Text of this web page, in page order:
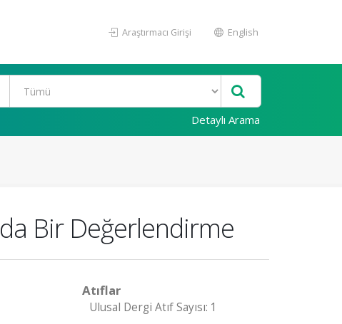
Araştırmacı Girişi English
Detaylı Arama
Bir Değerlendirme
Atıflar
Ulusal Dergi Atıf Sayısı: 1